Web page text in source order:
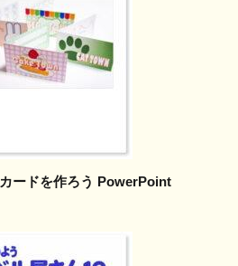
ードを作ろう PowerPoint